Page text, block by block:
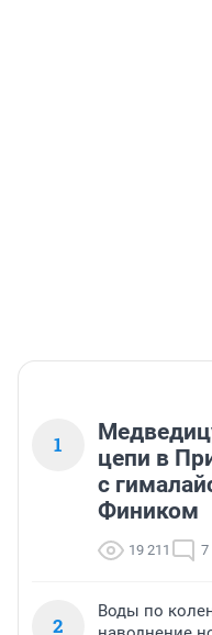
1
цепи в
с
Фиником
19 211 7
2
Воды по